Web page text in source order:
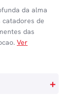
da alma
catadores de
das
Ver
+